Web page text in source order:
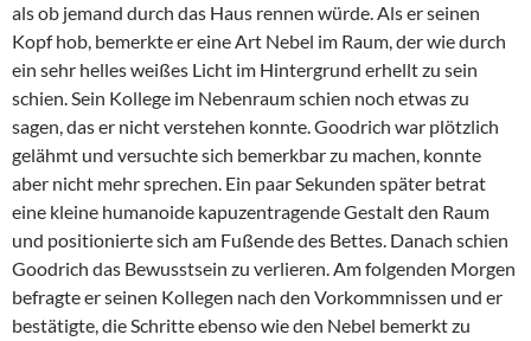
als ob jemand durch das Haus rennen würde. Als er seinen
Kopf hob, bemerkte er eine Art Nebel im Raum, der wie durch
ein sehr helles weißes Licht im Hintergrund erhellt zu sein
schien. Sein Kollege im Nebenraum schien noch etwas zu
sagen, das er nicht verstehen konnte. Goodrich war plötzlich
gelähmt und versuchte sich bemerkbar zu machen, konnte
aber nicht mehr sprechen. Ein paar Sekunden später betrat
eine kleine humanoide kapuzentragende Gestalt den Raum
und positionierte sich am Fußende des Bettes. Danach schien
Goodrich das Bewusstsein zu verlieren. Am folgenden Morgen
befragte er seinen Kollegen nach den Vorkommnissen und er
bestätigte, die Schritte ebenso wie den Nebel bemerkt zu